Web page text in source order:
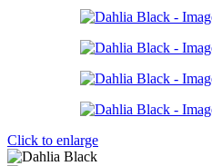
Click to enlarge